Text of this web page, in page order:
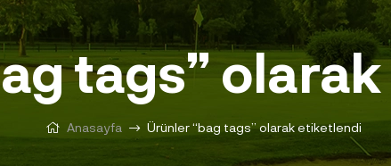
tags”
Anasayfa Ürünler “bag tags” olarak etiketlendi